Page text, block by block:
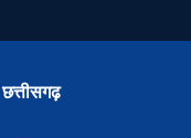
छत्तीसगढ़